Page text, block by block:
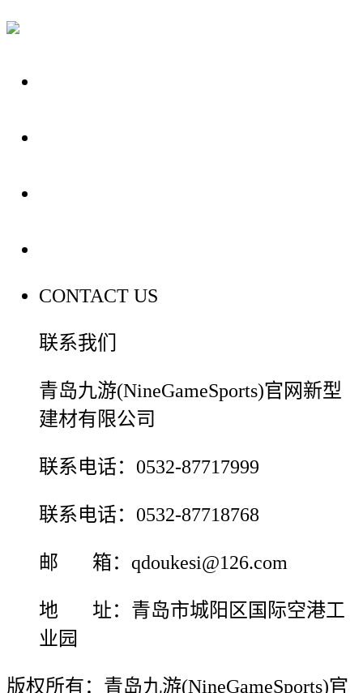
CONTACT US
联系我们
青岛九游(NineGameSports)官网新型
建材有限公司
联系电话：0532-87717999
联系电话：0532-87718768
邮 箱：qdoukesi@126.com
地 址：青岛市城阳区国际空港工
业园
版权所有：青岛九游(NineGameSports)官